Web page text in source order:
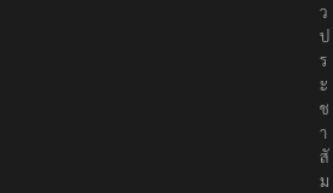
ว
ป
ร
ะ
ช
า
สั
ม